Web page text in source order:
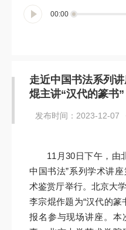
00:00
走近中国书法系列
焜主讲“汉代的篆书”
发布时间：2023-12-07
11月30日下午，由
中国书法”系列学术讲
术鉴赏厅举行。北京大
李宗焜作题为“汉代的篆
报名参与现场讲座。本